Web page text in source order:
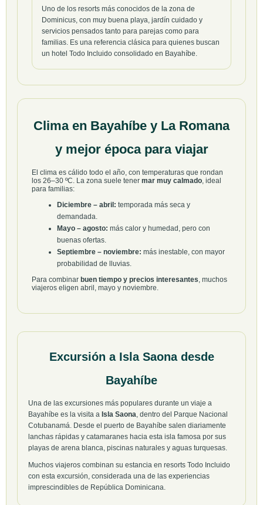
Uno de los resorts más conocidos de la zona de
Dominicus, con muy buena playa, jardín cuidado y
servicios pensados tanto para parejas como para
familias. Es una referencia clásica para quienes buscan
un hotel Todo Incluido consolidado en Bayahíbe.
Clima en Bayahíbe y La Romana
y mejor época para viajar
El clima es cálido todo el año, con temperaturas que rondan
los 26–30 ºC. La zona suele tener mar muy calmado, ideal
para familias:
Diciembre – abril: temporada más seca y
demandada.
Mayo – agosto: más calor y humedad, pero con
buenas ofertas.
Septiembre – noviembre: más inestable, con mayor
probabilidad de lluvias.
Para combinar buen tiempo y precios interesantes, muchos
viajeros eligen abril, mayo y noviembre.
Excursión a Isla Saona desde
Bayahíbe
Una de las excursiones más populares durante un viaje a
Bayahíbe es la visita a Isla Saona, dentro del Parque Nacional
Cotubanamá. Desde el puerto de Bayahíbe salen diariamente
lanchas rápidas y catamaranes hacia esta isla famosa por sus
playas de arena blanca, piscinas naturales y aguas turquesas.
Muchos viajeros combinan su estancia en resorts Todo Incluido
con esta excursión, considerada una de las experiencias
imprescindibles de República Dominicana.